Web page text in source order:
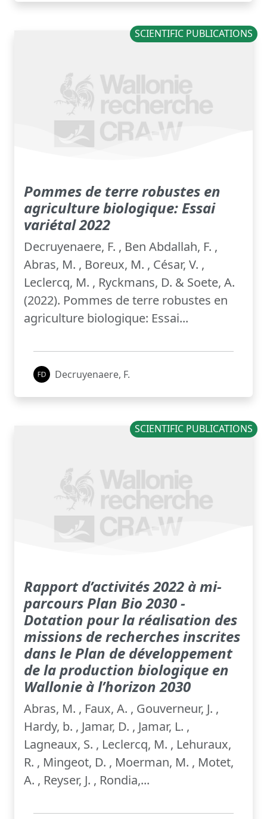
SCIENTIFIC PUBLICATIONS
Pommes de terre robustes en
agriculture biologique: Essai
variétal 2022
Decruyenaere, F. , Ben Abdallah, F. ,
Abras, M. , Boreux, M. , César, V. ,
Leclercq, M. , Ryckmans, D. & Soete, A.
(2022). Pommes de terre robustes en
agriculture biologique: Essai...
Decruyenaere, F.
SCIENTIFIC PUBLICATIONS
Rapport d’activités 2022 à mi-
parcours Plan Bio 2030 -
Dotation pour la réalisation des
missions de recherches inscrites
dans le Plan de développement
de la production biologique en
Wallonie à l’horizon 2030
Abras, M. , Faux, A. , Gouverneur, J. ,
Hardy, b. , Jamar, D. , Jamar, L. ,
Lagneaux, S. , Leclercq, M. , Lehuraux,
R. , Mingeot, D. , Moerman, M. , Motet,
A. , Reyser, J. , Rondia,...